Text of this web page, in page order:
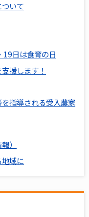
いて
19日は食育の日
援します！
指導される受入農家
）
域に